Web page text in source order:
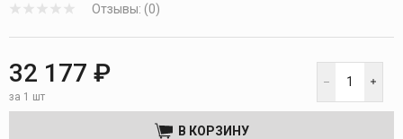
Отзывы: (0)
32 177 ₽
за 1 шт
В КОРЗИНУ